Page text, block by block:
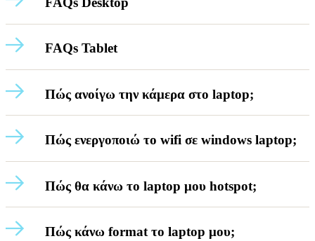
FAQs Tablet
Πώς ανοίγω την κάμερα στο laptop;
Πώς ενεργοποιώ το wifi σε windows laptop;
Πώς θα κάνω το laptop μου hotspot;
Πώς κάνω format το laptop μου;